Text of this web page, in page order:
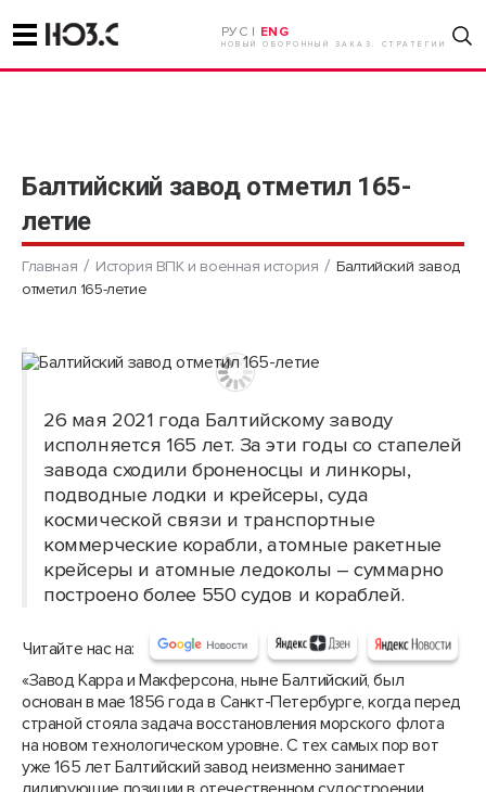
РУС | ENG
НОВЫЙ ОБОРОННЫЙ ЗАКАЗ. СТРАТЕГИИ
Балтийский завод отметил 165-
летие
Главная История ВПК и военная история
Балтийский завод
отметил 165-летие
26 мая 2021 года Балтийскому заводу
исполняется 165 лет. За эти годы со стапелей
завода сходили броненосцы и линкоры,
подводные лодки и крейсеры, суда
космической связи и транспортные
коммерческие корабли, атомные ракетные
крейсеры и атомные ледоколы – суммарно
построено более 550 судов и кораблей.
Читайте нас на:
«Завод Карра и Макферсона, ныне Балтийский, был
основан в мае 1856 года в Санкт-Петербурге, когда перед
страной стояла задача восстановления морского флота
на новом технологическом уровне. С тех самых пор вот
уже 165 лет Балтийский завод неизменно занимает